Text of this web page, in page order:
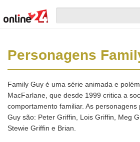
Personagens
Family Guy é uma série animada e
MacFarlane, que desde 1999 critica a
comportamento familiar. As personagens
Guy são: Peter Griffin, Lois Griffin, Meg
Stewie Griffin e Brian.